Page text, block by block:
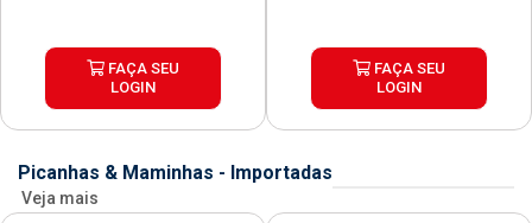
FAÇA SEU
LOGIN
FAÇA SEU
LOGIN
Picanhas & Maminhas - Importadas
Veja mais